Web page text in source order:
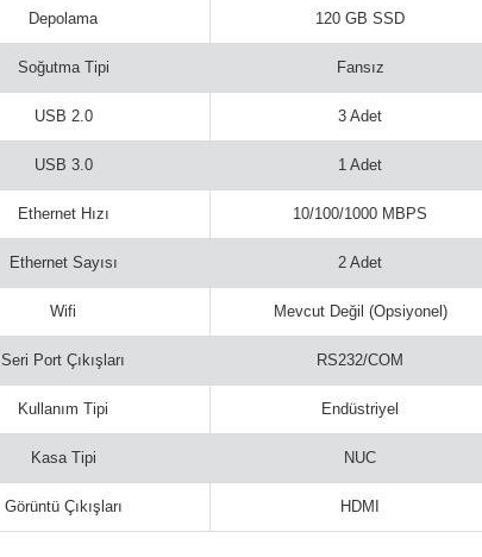
Depolama 120 GB SSD
Soğutma Tipi Fansız
USB 2.0 3 Adet
USB 3.0 1 Adet
Ethernet Hızı 10/100/1000 MBPS
Ethernet Sayısı 2 Adet
Wifi Mevcut Değil (Opsiyonel)
Seri Port Çıkışları RS232/COM
Kullanım Tipi Endüstriyel
Kasa Tipi NUC
Görüntü Çıkışları HDMI